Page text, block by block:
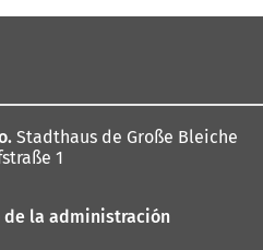
Stadthaus de Große Bleiche
1
de la administración